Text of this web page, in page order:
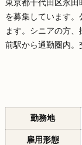
東京都千代田区永田
を募集しています。
ます。シニアの方
前駅から通勤圏内。
勤務地
雇用形態